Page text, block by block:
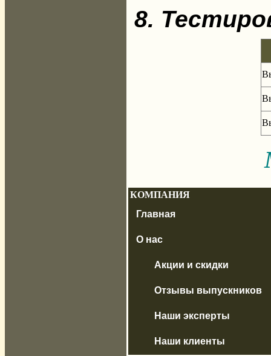
8.
КОМПАНИЯ
Главная
О нас
Акции и скидки
Отзывы выпускников
Наши эксперты
Наши клиенты